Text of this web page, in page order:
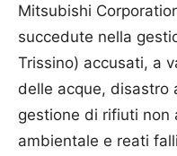
Mitsubishi
succedute nella
Trissino) accusati, a
delle acque, disastro
gestione di rifiuti non
ambientale e reati